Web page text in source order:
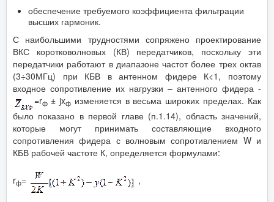
обеспечение требуемого коэффициента фильтрации
высших гармоник.
С наибольшими трудностями сопряжено проектирование
ВКС коротковолновых (КВ) передатчиков, поскольку эти
передатчики работают в диапазоне частот более трех октав
(3÷30МГц) при КБВ в антенном фидере К<1, поэтому
входное сопротивление их нагрузки – антенного фидера -
=rф ± jxфизменяется в весьма широких пределах. Как
было показано в первой главе (п.1.14), область значений,
которые могут принимать составляющие входного
сопротивления фидера с волновым сопротивлением W и
КБВ рабочей частоте К, определяется формулами:
rф= ,